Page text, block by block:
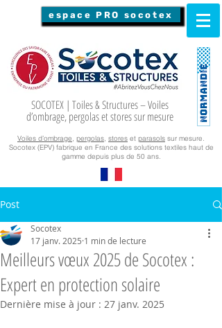
espace PRO socotex
SOCOTEX | Toiles & Structures – Voiles
d’ombrage, pergolas et stores sur mesure
Voiles d’ombrage, pergolas, stores et parasols sur mesure.
Socotex (EPV) fabrique en France des solutions textiles haut de
gamme depuis plus de 50 ans.
Post
Meilleurs vœux 2025 de Socotex :
Expert en protection solaire
Socotex
17 janv. 2025 1 min de lecture
Dernière mise à jour : 27 janv. 2025